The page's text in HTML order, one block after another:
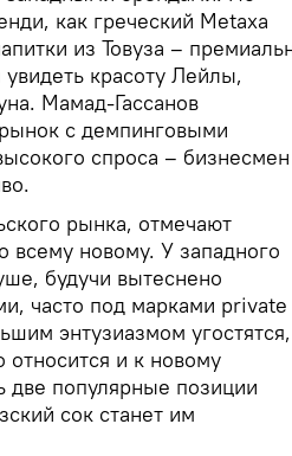
как греческий Metaxa
из Товуза –
красоту Лейлы,
Мамад-Гассанов
с демпинговыми
спроса – бизнесмен
рынка, отмечают
всему новому. У западного
будучи вытеснено
часто под марками private
энтузиазмом угостятся,
и к новому
две популярные позиции
сок станет им